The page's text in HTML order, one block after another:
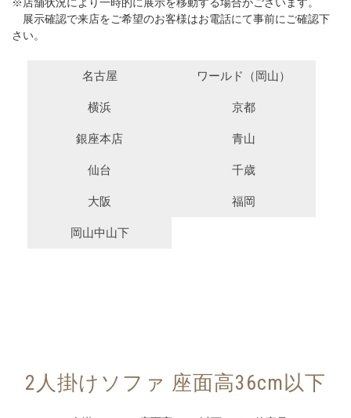
※店舗状況により一時的に展示を移動する場合がございます。
展示確認で来店をご希望のお客様はお電話にて事前にご確認下
さい。
名古屋 ワールド（岡山）
横浜 京都
銀座本店 青山
仙台 千歳
大阪 福岡
岡山中山下
2人掛けソファ 座面高36cm以下